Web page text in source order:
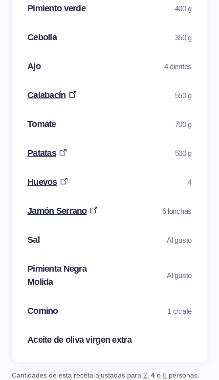
Pimiento verde 400 g
Cebolla 350 g
Ajo 4 dientes
Calabacín 550 g
Tomate 700 g
Patatas 500 g
Huevos 4
Jamón Serrano 6 lonchas
Sal Al gusto
Pimienta Negra
Molida
Al gusto
Comino 1 c/café
Aceite de oliva virgen extra
Cantidades de esta receta ajustadas para 2, 4 o 6 personas.